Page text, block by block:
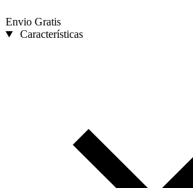
Envio Gratis
Características